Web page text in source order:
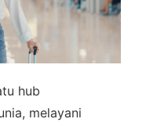
hub
melayani